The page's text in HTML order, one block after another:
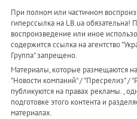
При полном или частичном
гиперссылка на LB.ua обязательна!
воспроизведение или иное
содержится ссылка на агентство
Группа" запрещено.
Материалы, которые размещаются
"Новости компаний" / "Пресрелиз" /
публикуются на правах рекламы. ,
подготовке этого контента и
материалах.